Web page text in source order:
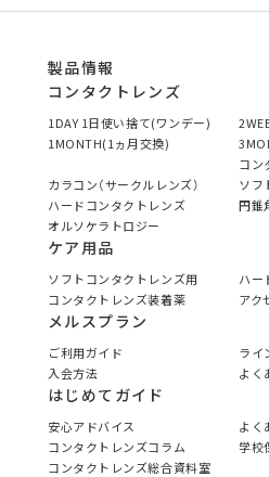
製品情報
コンタクトレンズ
1DAY 1日使い捨て(ワンデー)
1MONTH(1ヵ月交換)
コン
カラコン（サークルレンズ）
ソフ
ハードコンタクトレンズ
円錐
オルソケラトロジー
ケア用品
ソフトコンタクトレンズ用
ハー
コンタクトレンズ装着薬
アク
メルスプラン
ご利用ガイド
ライ
入会方法
よく
はじめてガイド
安心アドバイス
よく
コンタクトレンズコラム
学校
コンタクトレンズ総合資料室